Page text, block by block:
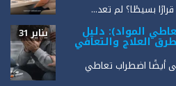
بسيطًا؟ لم تعد...
المواد): دليل
العلاج والتعافي
يناير 31
أيضًا اضطراب تعاطي